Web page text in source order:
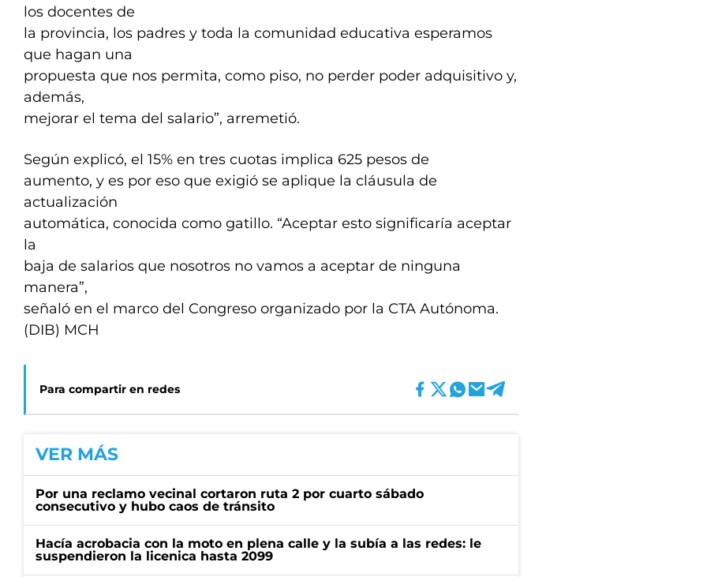
los docentes de
la provincia, los padres y toda la comunidad educativa esperamos
que hagan una
propuesta que nos permita, como piso, no perder poder adquisitivo y,
además,
mejorar el tema del salario”, arremetió.
Según explicó, el 15% en tres cuotas implica 625 pesos de
aumento, y es por eso que exigió se aplique la cláusula de
actualización
automática, conocida como gatillo. “Aceptar esto significaría aceptar
la
baja de salarios que nosotros no vamos a aceptar de ninguna
manera”,
señaló en el marco del Congreso organizado por la CTA Autónoma.
(DIB) MCH
Para compartir en redes
VER MÁS
Por una reclamo vecinal cortaron ruta 2 por cuarto sábado
consecutivo y hubo caos de tránsito
Hacía acrobacia con la moto en plena calle y la subía a las redes: le
suspendieron la licenica hasta 2099